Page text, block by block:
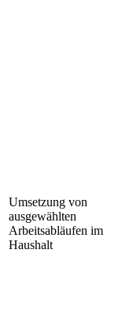
Umsetzung von
ausgewählten
Arbeitsabläufen im
Haushalt